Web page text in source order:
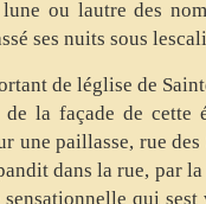
ou lautre des
ses nuits sous
de léglise de
la façade de cette
une paillasse, rue
dans la rue, par
qui